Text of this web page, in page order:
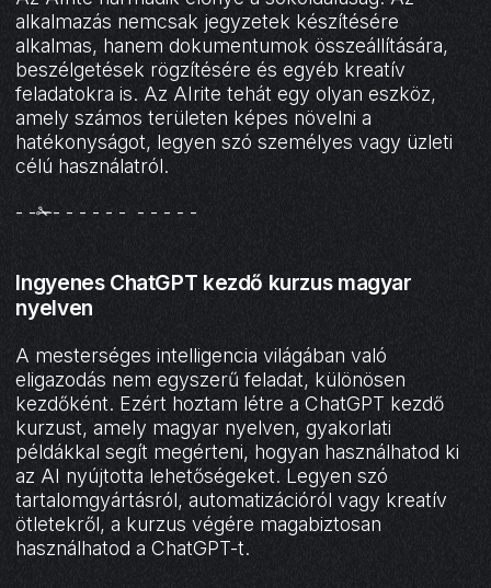
alkalmazás nemcsak jegyzetek készítésére
alkalmas, hanem dokumentumok összeállítására,
beszélgetések rögzítésére és egyéb kreatív
feladatokra is. Az AIrite tehát egy olyan eszköz,
amely számos területen képes növelni a
hatékonyságot, legyen szó személyes vagy üzleti
célú használatról.
- -✁- - - - - - - - - - -
Ingyenes ChatGPT kezdő kurzus magyar
nyelven
A mesterséges intelligencia világában való
eligazodás nem egyszerű feladat, különösen
kezdőként. Ezért hoztam létre a ChatGPT kezdő
kurzust, amely magyar nyelven, gyakorlati
példákkal segít megérteni, hogyan használhatod ki
az AI nyújtotta lehetőségeket. Legyen szó
tartalomgyártásról, automatizációról vagy kreatív
ötletekről, a kurzus végére magabiztosan
használhatod a ChatGPT-t.